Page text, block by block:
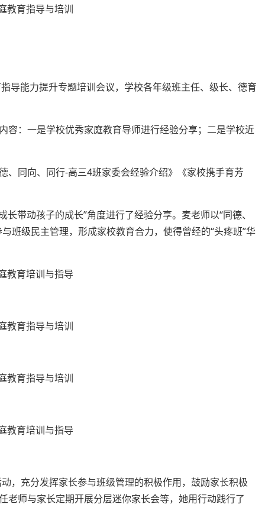
导能力提升专题培训会议，学校各年级班主任、级长、德育
容：一是学校优秀家庭教育导师进行经验分享；二是学校近
、同向、同行-高三4班家委会经验介绍》《家校携手育芳
带动孩子的成长”角度进行了经验分享。麦老师以“同德、
班级民主管理，形成家校教育合力，使得曾经的“头疼班”华
，充分发挥家长参与班级管理的积极作用，鼓励家长积极
老师与家长定期开展分层迷你家长会等，她用行动践行了